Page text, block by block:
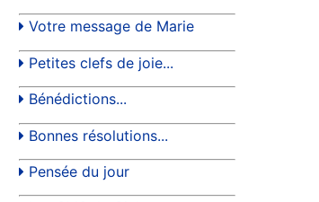
Votre message de Marie
Petites clefs de joie...
Bénédictions...
Bonnes résolutions...
Pensée du jour